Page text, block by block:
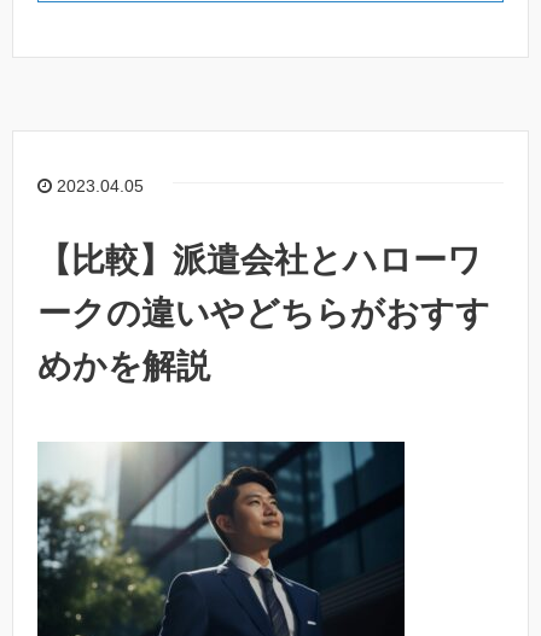
2023.04.05
【比較】派遣会社とハローワ
ークの違いやどちらがおすす
めかを解説